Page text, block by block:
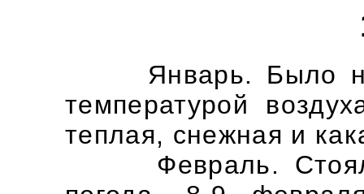
Январь. Было
температурой
теплая, снежная и
Февраль. Стояла